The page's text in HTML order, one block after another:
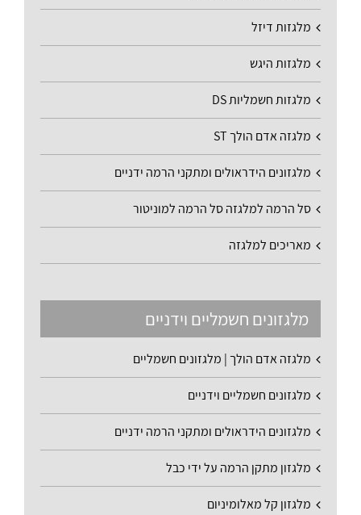
מלגזות דיזל
מלגזות היגש
מלגזות חשמליות DS
מלגזה אדם הולך ST
מלגזונים הידראולים ומתקני הרמה ידניים
סל הרמה למלגזה סל הרמה למוניטור
מאריכים למלגזה
מלגזונים חשמליים וידניים
מלגזה אדם הולך | מלגזונים חשמליים
מלגזונים חשמליים וידניים
מלגזונים הידראולים ומתקני הרמה ידניים
מלגזון מתקן הרמה על ידי כבל
מלגזון קל מאלומיניום